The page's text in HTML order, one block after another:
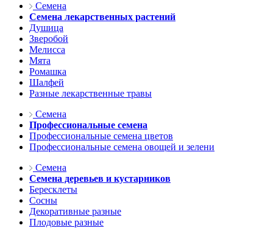
Семена
Семена лекарственных растений
Душица
Зверобой
Мелисса
Мята
Ромашка
Шалфей
Разные лекарственные травы
Семена
Профессиональные семена
Профессиональные семена цветов
Профессиональные семена овощей и зелени
Семена
Семена деревьев и кустарников
Бересклеты
Сосны
Декоративные разные
Плодовые разные